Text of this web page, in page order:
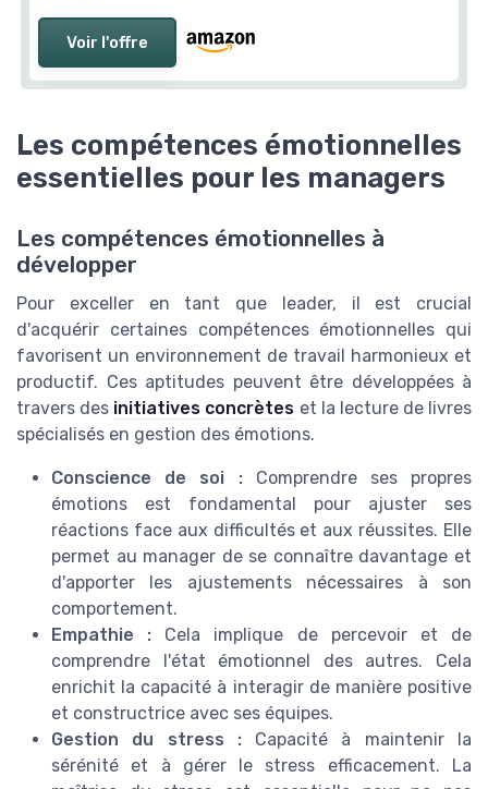
Voir l'offre
Les compétences émotionnelles
essentielles pour les managers
Les compétences émotionnelles à
développer
Pour exceller en tant que leader, il est crucial
d'acquérir certaines compétences émotionnelles qui
favorisent un environnement de travail harmonieux et
productif. Ces aptitudes peuvent être développées à
travers des initiatives concrètes et la lecture de livres
spécialisés en gestion des émotions.
Conscience de soi :Comprendre ses propres
émotions est fondamental pour ajuster ses
réactions face aux difficultés et aux réussites. Elle
permet au manager de se connaître davantage et
d'apporter les ajustements nécessaires à son
comportement.
Empathie : Cela implique de percevoir et de
comprendre l'état émotionnel des autres. Cela
enrichit la capacité à interagir de manière positive
et constructrice avec ses équipes.
Gestion du stress :Capacité à maintenir la
sérénité et à gérer le stress efficacement. La